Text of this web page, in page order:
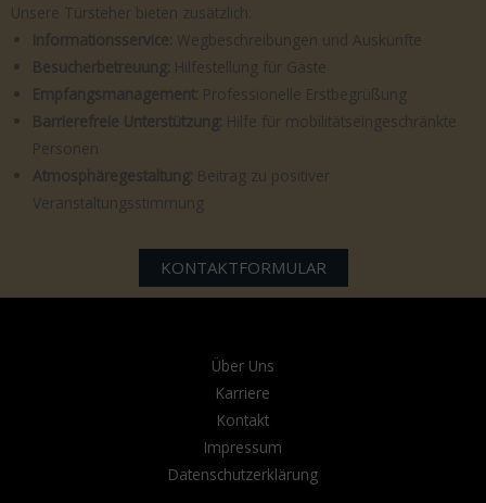
Unsere Türsteher bieten zusätzlich:
Informationsservice: Wegbeschreibungen und Auskünfte
Besucherbetreuung: Hilfestellung für Gäste
Empfangsmanagement: Professionelle Erstbegrüßung
Barrierefreie Unterstützung: Hilfe für mobilitätseingeschränkte
Personen
Atmosphäregestaltung: Beitrag zu positiver
Veranstaltungsstimmung
KONTAKTFORMULAR
Über Uns
Karriere
Kontakt
Impressum
Datenschutzerklärung